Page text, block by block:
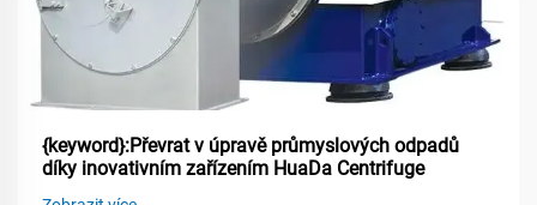
{keyword}:Převrat v úpravě průmyslových odpadů
díky inovativním zařízením HuaDa Centrifuge